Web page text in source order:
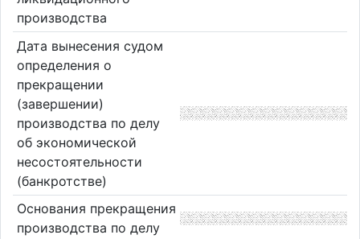
производства
Дата вынесения судом
определения о
прекращении
(завершении)
производства по делу
об экономической
несостоятельности
(банкротстве)
Основания прекращения
производства по делу